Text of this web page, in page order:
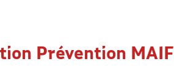
Prévention MAIF